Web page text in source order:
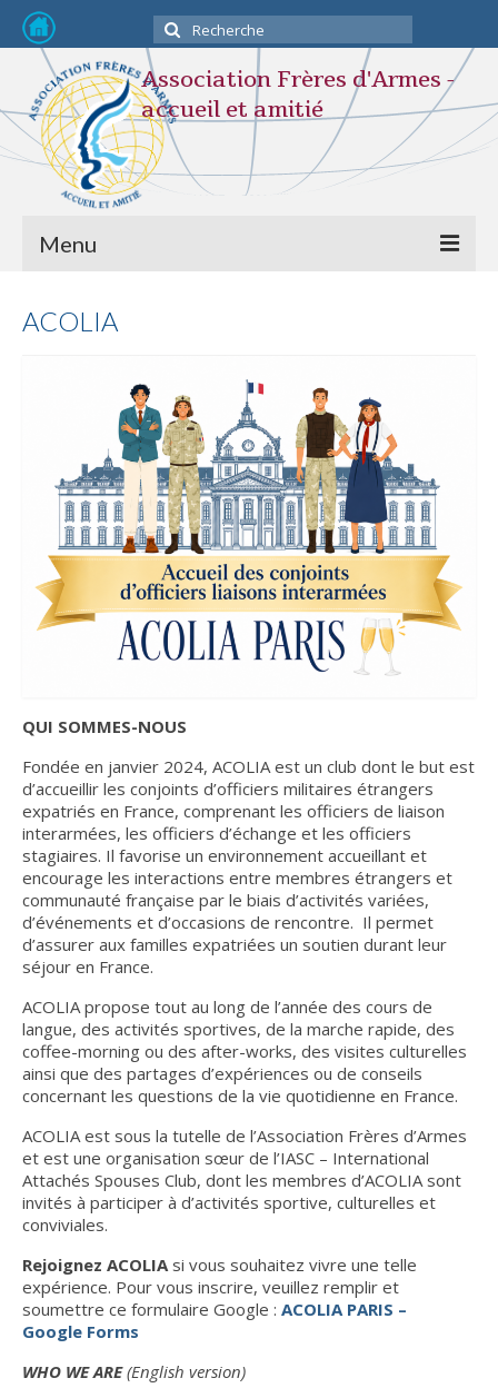
Rechercher
:
Association Frères d'Armes -
accueil et amitié
Menu
STATUTS
Composition du Bureau
Nos activités
Nous contacter
Liens et amis
Lettres d’info
INFO n°19 – JUIN 2026
INFO n°18 – JANVIER 2026
INFO n°17 – DÉCEMBRE 2025
INFO n°16 – OCTOBRE 2025
INFO n°15 – JUILLET 2025
INFO n°13 – FÉVRIER 2025
INFO n°12 – JANVIER 2025
INFO n°11 – NOVEMBRE 2024
Nos publications
Le guide d’accueil des stagiaires
Guide des Relations Internationales de Défense
Le Bulletin d’information et de liaison
Méconnus)
ACOLIA
QUI SOMMES-NOUS
Fondée en janvier 2024, ACOLIA est un club dont le but est
d’accueillir les conjoints d’officiers militaires étrangers
expatriés en France, comprenant les officiers de liaison
interarmées, les officiers d’échange et les officiers
stagiaires. Il favorise un environnement accueillant et
encourage les interactions entre membres étrangers et
communauté française par le biais d’activités variées,
d’événements et d’occasions de rencontre. Il permet
d’assurer aux familles expatriées un soutien durant leur
séjour en France.
ACOLIA propose tout au long de l’année des cours de
langue, des activités sportives, de la marche rapide, des
coffee-morning ou des after-works, des visites culturelles
ainsi que des partages d’expériences ou de conseils
concernant les questions de la vie quotidienne en France.
ACOLIA est sous la tutelle de l’Association Frères d’Armes
et est une organisation sœur de l’IASC – International
Attachés Spouses Club, dont les membres d’ACOLIA sont
invités à participer à d’activités sportive, culturelles et
conviviales.
Rejoignez ACOLIA si vous souhaitez vivre une telle
expérience. Pour vous inscrire, veuillez remplir et
soumettre ce formulaire Google : ACOLIA PARIS –
Google Forms
WHO WE ARE (English version)